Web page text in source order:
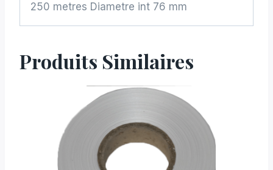
250 metres Diametre int 76 mm
Produits Similaires